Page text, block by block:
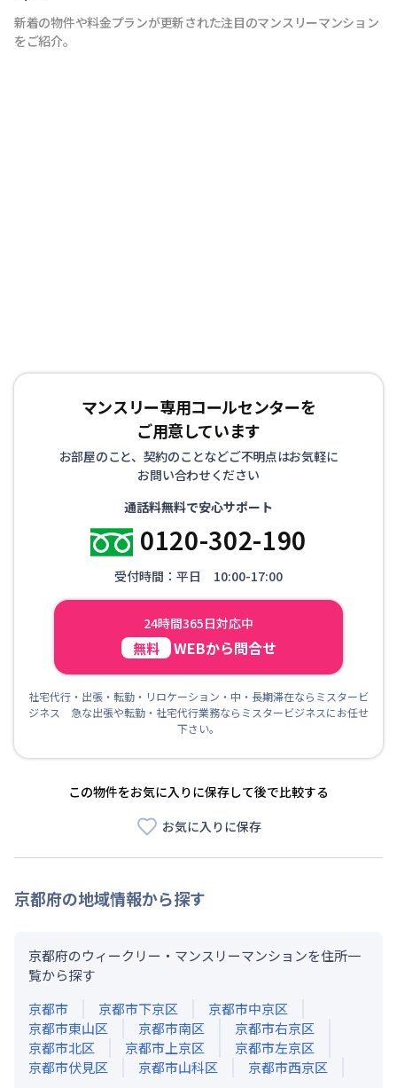
新着の物件や料金プランが更新された注目のマンスリーマンション
をご紹介。
マンスリー専用コールセンターを
ご用意しています
お部屋のこと、契約のことなどご不明点はお気軽に
お問い合わせください
通話料無料で安心サポート
0120-302-190
受付時間：平日 10:00-17:00
24時間365日対応中
無料 WEBから問合せ
社宅代行・出張・転勤・リロケーション・中・長期滞在ならミスタービ
ジネス 急な出張や転勤・社宅代行業務ならミスタービジネスにお任せ
下さい。
この物件をお気に入りに保存して後で比較する
お気に入りに保存
京都府の地域情報から探す
京都府のウィークリー・マンスリーマンションを住所一
覧から探す
京都市
京都市下京区
京都市中京区
京都市東山区
京都市南区
京都市右京区
京都市北区
京都市上京区
京都市左京区
京都市伏見区
京都市山科区 京都市西京区